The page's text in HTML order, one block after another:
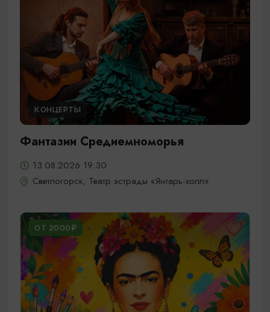
КОНЦЕРТЫ
Фантазии Средиемноморья
13.08.2026 19:30
Светлогорск, Театр эстрады «Янтарь-холл»
ОТ 2000₽